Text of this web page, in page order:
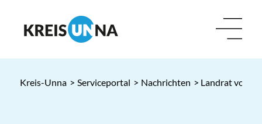
Kreis-Unna > Serviceportal > Nachrichten > Landrat vor